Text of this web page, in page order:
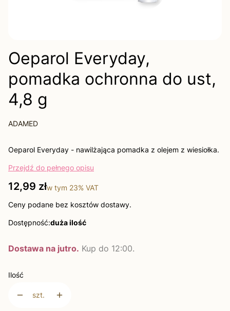
Oeparol Everyday,
pomadka ochronna do ust,
4,8 g
ADAMED
Oeparol Everyday - nawilżająca pomadka z olejem z wiesiołka.
Przejdź do pełnego opisu
Cena
12,99 złw tym 23% VAT
Ceny podane bez kosztów dostawy.
Dostępność:duża ilość
Dostawa na jutro. Kup do 12:00.
Ilość
szt.